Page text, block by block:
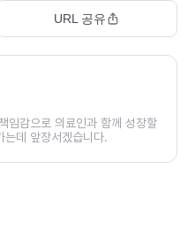
URL 공유
임감으로 의료인과 함께 성장할
는데 앞장서겠습니다.